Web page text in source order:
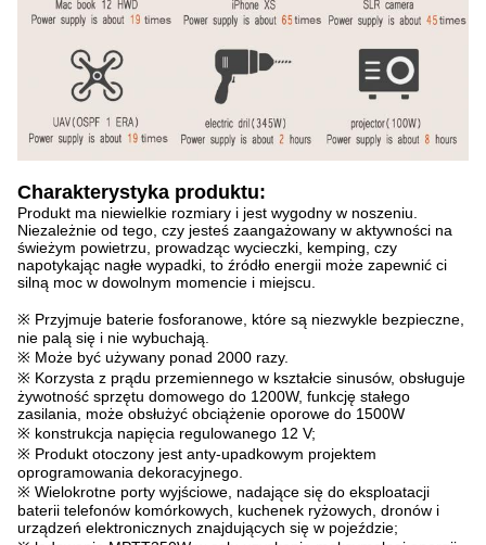
Charakterystyka produktu:
Produkt ma niewielkie rozmiary i jest wygodny w noszeniu.
Niezależnie od tego, czy jesteś zaangażowany w aktywności na
świeżym powietrzu, prowadząc wycieczki, kemping, czy
napotykając nagłe wypadki, to źródło energii może zapewnić ci
silną moc w dowolnym momencie i miejscu.
※ Przyjmuje baterie fosforanowe, które są niezwykle bezpieczne,
nie palą się i nie wybuchają.
※ Może być używany ponad 2000 razy.
※ Korzysta z prądu przemiennego w kształcie sinusów, obsługuje
żywotność sprzętu domowego do 1200W, funkcję stałego
zasilania, może obsłużyć obciążenie oporowe do 1500W
※ konstrukcja napięcia regulowanego 12 V;
※ Produkt otoczony jest anty-upadkowym projektem
oprogramowania dekoracyjnego.
※ Wielokrotne porty wyjściowe, nadające się do eksploatacji
baterii telefonów komórkowych, kuchenek ryżowych, dronów i
urządzeń elektronicznych znajdujących się w pojeździe;